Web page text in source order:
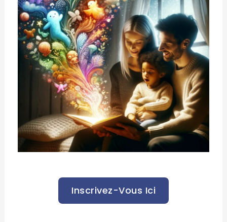
Inscrivez-Vous Ici